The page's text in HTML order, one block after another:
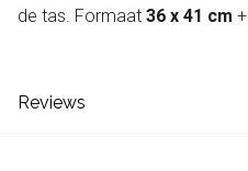
de tas. Formaat 36 x 41 cm
Reviews